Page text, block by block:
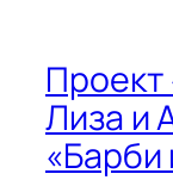
Проект
Лиза и
«Барби